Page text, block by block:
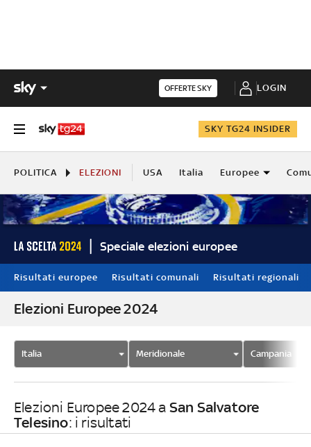
OFFERTE SKY LOGIN
SKY TG24 INSIDER
POLITICA ELEZIONI USA Italia Europee
Speciale elezioni europee
Risultati europee Risultati comunali Risultati regionali
Elezioni Europee 2024
Italia Meridionale Campania
Elezioni Europee 2024 a San Salvatore
Telesino: i risultati